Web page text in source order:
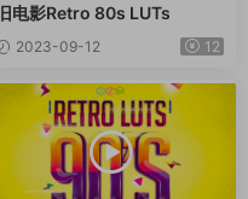
旧电影Retro 80s LUTs
2023-09-12 12